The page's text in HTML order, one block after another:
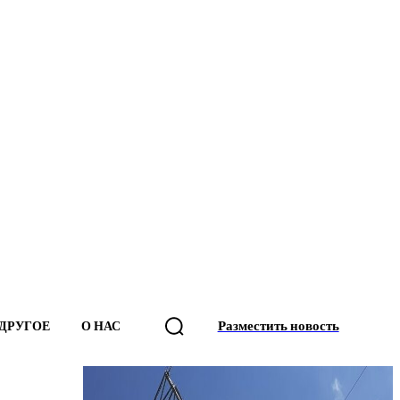
О НАС Разместить новость